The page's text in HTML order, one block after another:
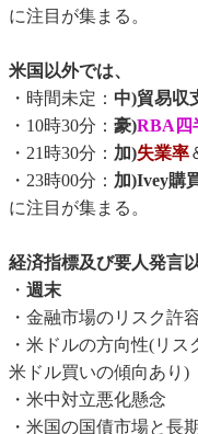
に注目が集まる。
米国以外では、
・時間未定： 中)貿易収
・10時30分： 豪)RBA四
・21時30分： 加)失業率
・23時00分： 加)Ivey購
に注目が集まる。
経済指標及び要人発言
・ 週末
・金融市場のリスク許
・米ドルの方向性(リ
米ドル買いの傾向あり)
・米中対立悪化懸念
・米国の国債市場と長